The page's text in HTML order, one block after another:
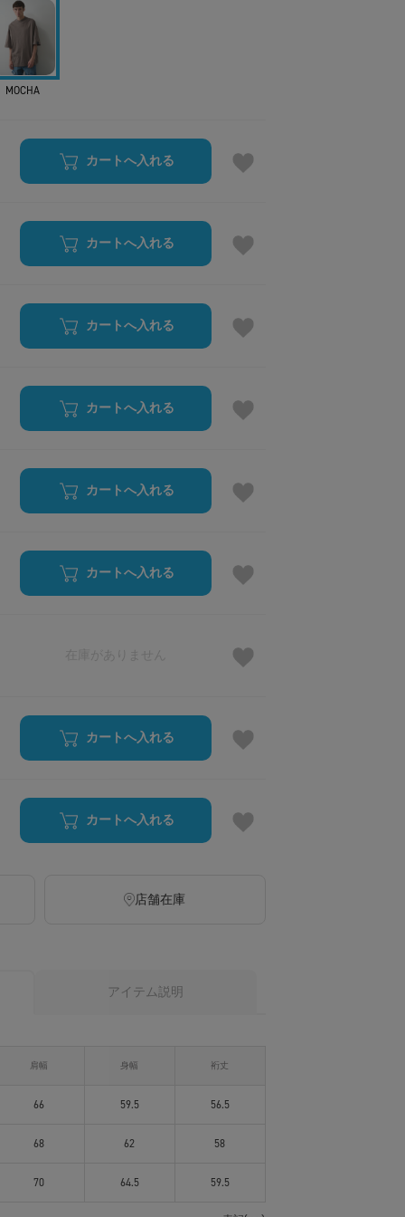
MOCHA
カートへ入れる
カートへ入れる
カートへ入れる
カートへ入れる
カートへ入れる
カートへ入れる
カートへ入れる
カートへ入れる
店舗在庫
アイテム説明
肩幅 身幅 裄丈
66 59.5 56.5
68 62 58
70 64.5 59.5